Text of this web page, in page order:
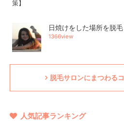
日焼けをした場所を脱
1366view
脱毛サロンにまつわる
人気記事ランキング